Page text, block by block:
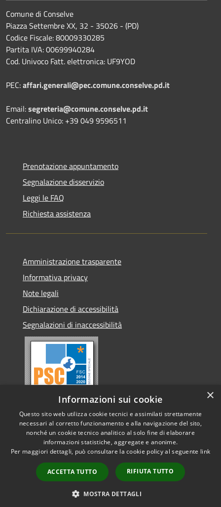
Comune di Conselve
Piazza Settembre XX, 32 - 35026 - (PD)
Codice Fiscale: 80009330285
Partita IVA: 00699940284
Cod. Univoco Fatt. elettronica: UF9YOD
PEC:affari.generali@pec.comune.conselve.pd.it
Email:segreteria@comune.conselve.pd.it
Centralino Unico: +39 049 9596511
Prenotazione appuntamento
Segnalazione disservizio
Leggi le FAQ
Richiesta assistenza
Amministrazione trasparente
Informativa privacy
Note legali
Dichiarazione di accessibilità
Segnalazioni di inaccessibilità
Accessibilità
Copyright © 2026 • Comune di
Conselve • Powered by
Municipium•
Accesso
redazione
×
Informazioni sui cookie
Questo sito web utilizza cookie tecnici e assimilati strettamente
necessari al corretto funzionamento e alla navigazione del sito,
nonché un cookie tecnico analitico al solo fine di elaborare
informazioni statistiche, aggregate e anonime.
Per maggiori dettagli, può consultare la cookie policy al seguente link
ACCETTA TUTTO RIFIUTA TUTTO
MOSTRA DETTAGLI